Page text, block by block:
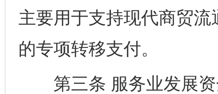
主要用于支持现代商贸
的专项转移支付。
第三条 服务业发展资